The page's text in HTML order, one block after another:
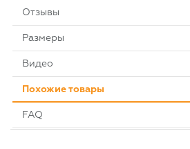
Отзывы
Размеры
Видео
Похожие товары
FAQ